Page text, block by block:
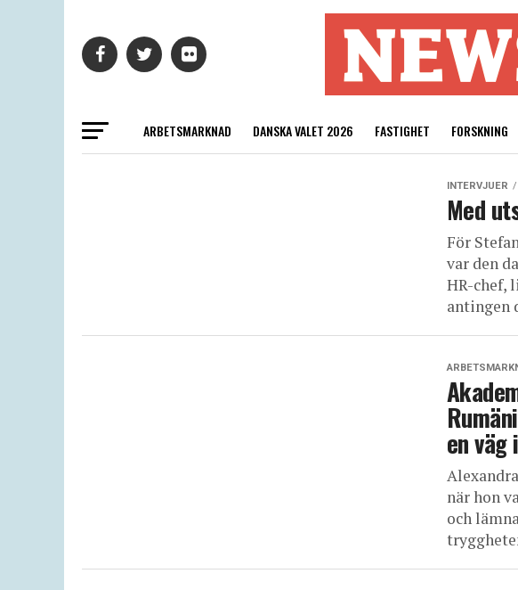
ARBETSMARKNAD DANSKA VALET 2026 FASTIGHET FORSKNING
INTERVJUER
Med
För
var den
HR-chef,
antingen
en väg
när hon
och